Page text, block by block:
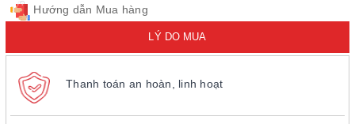
Hướng dẫn Mua hàng
LÝ DO MUA
Thanh toán an hoàn, linh hoạt